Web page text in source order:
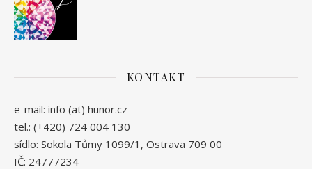
KONTAKT
e-mail: info (at) hunor.cz
tel.: (+420) 724 004 130
sídlo: Sokola Tůmy 1099/1, Ostrava 709 00
IČ: 24777234